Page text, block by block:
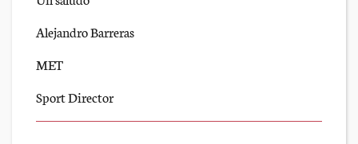
Alejandro Barreras
MET
Sport Director